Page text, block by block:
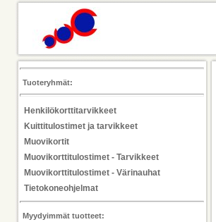
Tuoteryhmät:
Henkilökorttitarvikkeet
Kuittitulostimet ja tarvikkeet
Muovikortit
Muovikorttitulostimet - Tarvikkeet
Muovikorttitulostimet - Värinauhat
Tietokoneohjelmat
Myydyimmät tuotteet: